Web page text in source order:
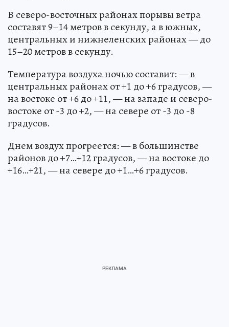
В северо-восточных районах порывы ветра
составят 9–14 метров в секунду, а в южных,
центральных и нижнеленских районах — до
15–20 метров в секунду.
Температура воздуха ночью составит: — в
центральных районах от +1 до +6 градусов, —
на востоке от +6 до +11, — на западе и северо-
востоке от -3 до +2, — на севере от -3 до -8
градусов.
Днем воздух прогреется: — в большинстве
районов до +7…+12 градусов, — на востоке до
+16…+21, — на севере до +1…+6 градусов.